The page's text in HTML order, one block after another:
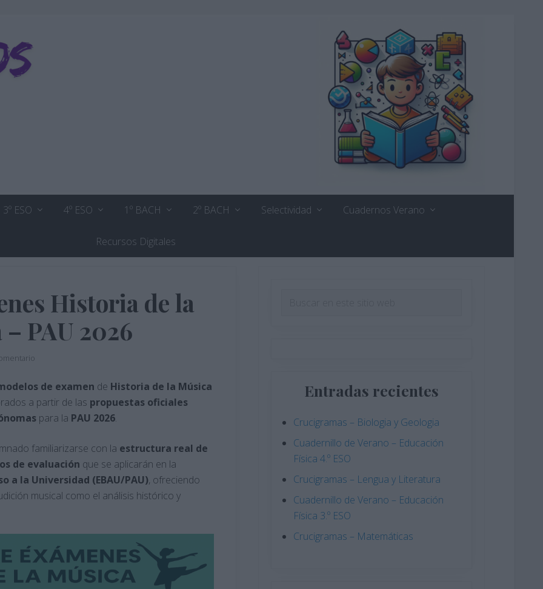
3º ESO 4º ESO 1º BACH 2º BACH Selectividad Cuadernos Verano
Recursos Digitales
Historia de la
PAU 2026
de examen de Historia de la Música
a partir de las propuestas oficiales
para la PAU 2026.
familiarizarse con la estructura real de
de evaluación que se aplicarán en la
a la Universidad (EBAU/PAU), ofreciendo
musical como el análisis histórico y
Entradas recientes
Crucigramas – Biologia y Geologia
Cuadernillo de Verano – Educación
Física 4.º ESO
Crucigramas – Lengua y Literatura
Cuadernillo de Verano – Educación
Física 3.º ESO
Crucigramas – Matemáticas